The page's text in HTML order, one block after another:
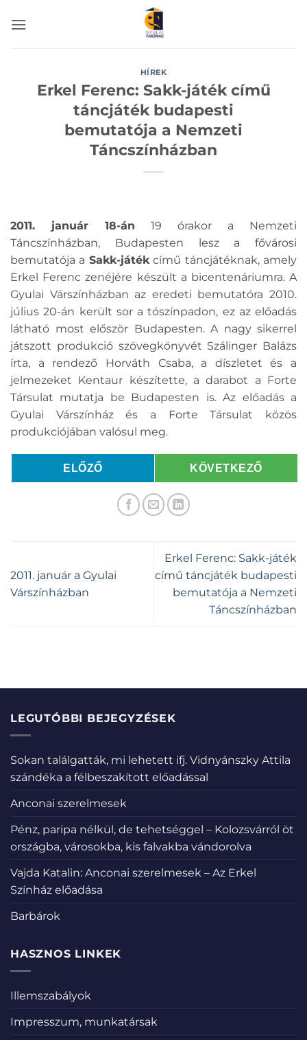
HÍREK
Erkel Ferenc: Sakk-játék című
táncjáték budapesti
bemutatója a Nemzeti
Táncszínházban
2011. január 18-án 19 órakor a Nemzeti
Táncszínházban, Budapesten lesz a fővárosi
bemutatója a Sakk-játékcímű táncjátéknak, amely
Erkel Ferenc zenéjére készült a bicentenáriumra. A
Gyulai Várszínházban az eredeti bemutatóra 2010.
július 20-án került sor a tószínpadon, ez az előadás
látható most először Budapesten. A nagy sikerrel
játszott produkció szövegkönyvét Szálinger Balázs
írta, a rendező Horváth Csaba, a díszletet és a
jelmezeket Kentaur készítette, a darabot a Forte
Társulat mutatja be Budapesten is. Az előadás a
Gyulai Várszínház és a Forte Társulat közös
produkciójában valósul meg.
ELŐZŐ KÖVETKEZŐ
2011. január a Gyulai
Várszínházban
Erkel Ferenc: Sakk-játék
című táncjáték budapesti
bemutatója a Nemzeti
Táncszínházban
LEGUTÓBBI BEJEGYZÉSEK
Sokan találgatták, mi lehetett ifj. Vidnyánszky Attila
szándéka a félbeszakított előadással
Anconai szerelmesek
Pénz, paripa nélkül, de tehetséggel – Kolozsvárról öt
országba, városokba, kis falvakba vándorolva
Vajda Katalin: Anconai szerelmesek – Az Erkel
Színház előadása
Barbárok
HASZNOS LINKEK
Illemszabályok
Impresszum, munkatársak